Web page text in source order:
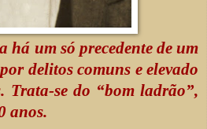
um só precedente de um
delitos comuns e elevado
Trata-se do “bom ladrão”,
anos.